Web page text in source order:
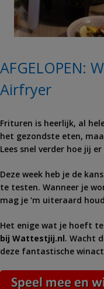
AFGELOPEN:
Airfryer
Frituren is heerlijk, al
het gezondste eten,
Lees snel verder hoe jij
Deze week heb je de
te testen. Wanneer je
mag je ‘m uiteraard
Het enige wat je hoeft
bij Wattestjij.nl. Wacht
deze fantastische